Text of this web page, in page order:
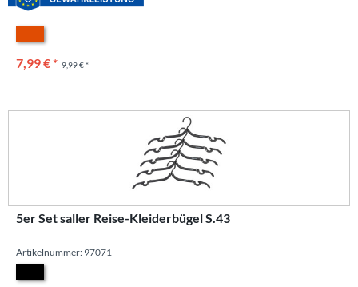
9,99 € *
7,99 € *
5er Set saller Reise-Kleiderbügel S.43
Artikelnummer: 97071